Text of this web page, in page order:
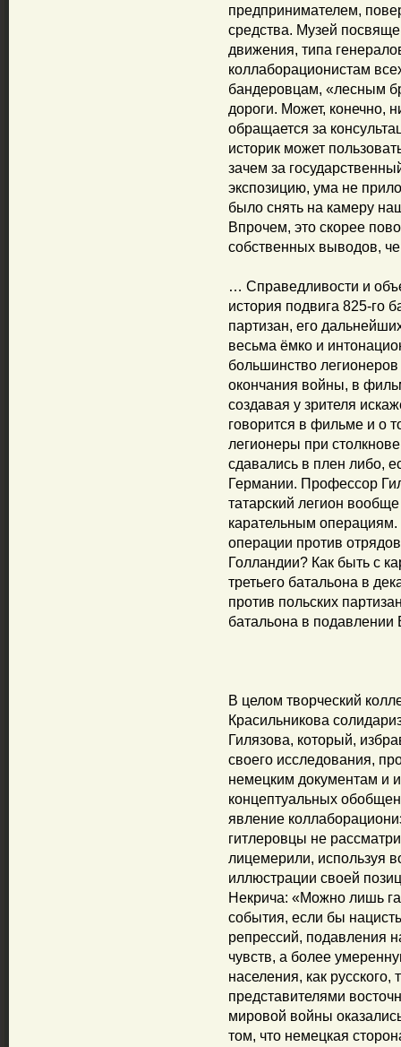
предпринимателем,
средства. Музей
движения, типа
коллаборационистам
бандеровцам, «лесным
дороги. Может, конечно,
обращается за
историк может
зачем за
экспозицию, ума не
было снять на камеру
Впрочем, это скорее
собственных выводов,
… Справедливости и
история подвига 825-го
партизан, его
весьма ёмко и
большинство
окончания войны, в
создавая у зрителя
говорится в фильме и о
легионеры при
сдавались в плен либо,
Германии. Профессор
татарский легион
карательным операциям.
операции против
Голландии? Как быть с
третьего батальона в
против польских
батальона в
В целом творческий
Красильникова
Гилязова, который,
своего исследования,
немецким документам и
концептуальных
явление
гитлеровцы не
лицемерили, используя
иллюстрации своей
Некрича: «Можно лишь
события, если бы
репрессий, подавления
чувств, а более
населения, как русского,
представителями
мировой войны
том, что немецкая